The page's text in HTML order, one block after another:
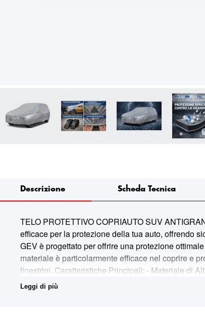
Descrizione
TELO PROTETTIVO COPRIAUTO SUV
efficace per la protezione della tua auto, offrendo
GEV è progettato per offrire una protezione
materiale è particolarmente efficace nel coprire e
finestrini. Caratteristiche Principali: - Materiale di
grandine. - Fasce Laterali: - Realizzate in
Leggi di più
Scheda Tecnica